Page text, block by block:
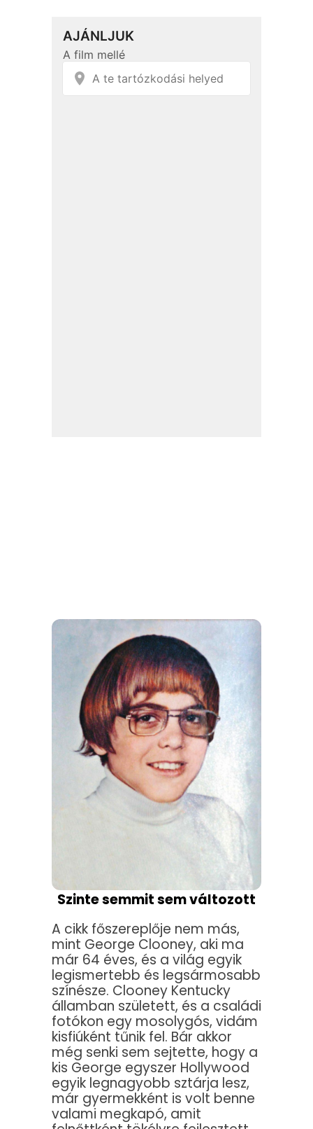
Szinte semmit sem változott
A cikk főszereplője nem más,
mint George Clooney, aki ma
már 64 éves, és a világ egyik
legismertebb és legsármosabb
színésze. Clooney Kentucky
államban született, és a családi
fotókon egy mosolygós, vidám
kisfiúként tűnik fel. Bár akkor
még senki sem sejtette, hogy a
kis George egyszer Hollywood
egyik legnagyobb sztárja lesz,
már gyermekként is volt benne
valami megkapó, amit